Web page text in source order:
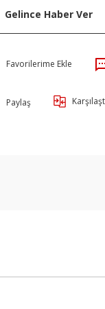
Gelince Haber Ver
Paylaş